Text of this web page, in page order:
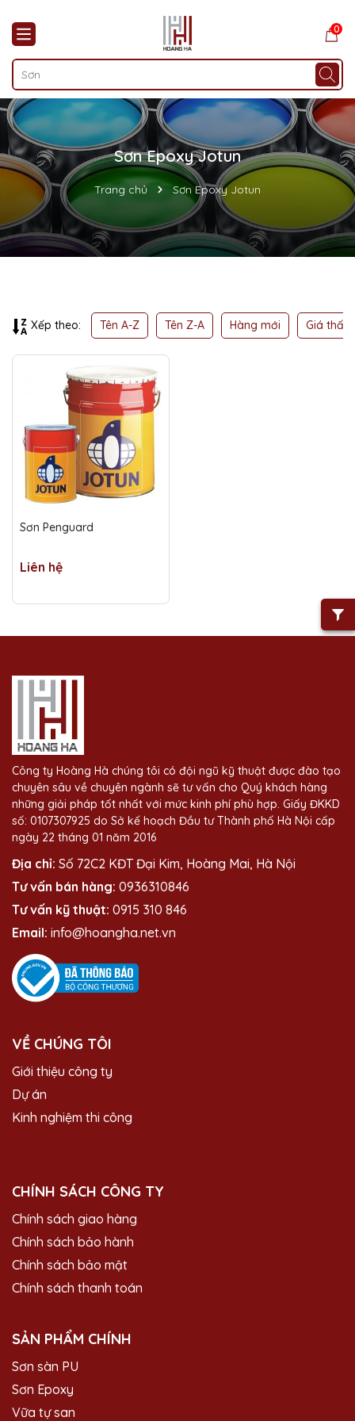
0
Sơn Epoxy Jotun
Trang chủ Sơn Epoxy Jotun
Mã giảm giá:
Ngày hết hạn:
Xếp theo: Tên A-Z Tên Z-A Hàng mới Giá thấp
Sơn Penguard
Liên hệ
Công ty Hoàng Hà chúng tôi có đội ngũ kỹ thuật được đào tạo
chuyên sâu về chuyên ngành sẽ tư vấn cho Quý khách hàng
những giải pháp tốt nhất với mức kinh phí phù hợp. Giấy ĐKKD
số: 0107307925 do Sở kế hoạch Đầu tư Thành phố Hà Nội cấp
ngày 22 tháng 01 năm 2016
Địa chỉ: Số 72C2 KĐT Đại Kim, Hoàng Mai, Hà Nội
Tư vấn bán hàng: 0936310846
Tư vấn kỹ thuật: 0915 310 846
Email: info@hoangha.net.vn
VỀ CHÚNG TÔI
Giới thiệu công ty
Dự án
Kinh nghiệm thi công
CHÍNH SÁCH CÔNG TY
Chính sách giao hàng
Chính sách bảo hành
Chính sách bảo mật
Chính sách thanh toán
SẢN PHẨM CHÍNH
Sơn sàn PU
Sơn Epoxy
Vữa tự san